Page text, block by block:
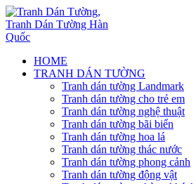
HOME
TRANH DÁN TƯỜNG
Tranh dán tường Landmark
Tranh dán tường cho trẻ em
Tranh dán tường nghệ thuật
Tranh dán tường bãi biển
Tranh dán tường hoa lá
Tranh dán tường thác nước
Tranh dán tường phong cảnh
Tranh dán tường động vật